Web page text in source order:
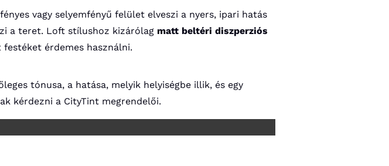
vagy selyemfényű felület elveszi a nyers, ipari hatás
a teret. Loft stílushoz kizárólag matt beltéri diszperziós
érdemes használni.
tónusa, a hatása, melyik helyiségbe illik, és egy
kérdezni a CityTint megrendelői.